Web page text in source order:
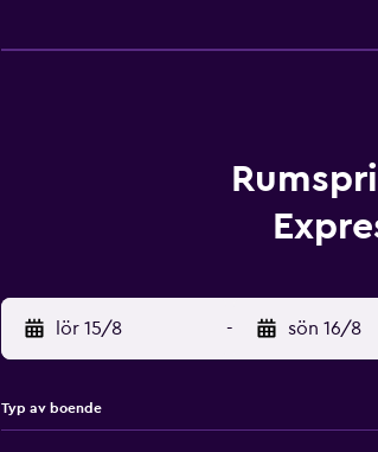
lör 15/8 - sön 16/8
Typ av boende